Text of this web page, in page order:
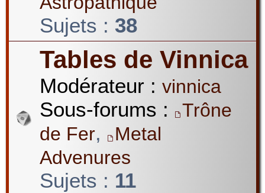
Sujets : 38
Tables de Vinnica
Modérateur : vinnica
Sous-forums :
Trône
de Fer,
Metal
Advenures
Sujets : 11